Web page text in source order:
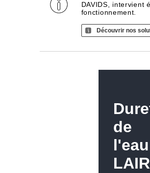
DAVIDS, intervient
fonctionnement.
Découvrir nos
de